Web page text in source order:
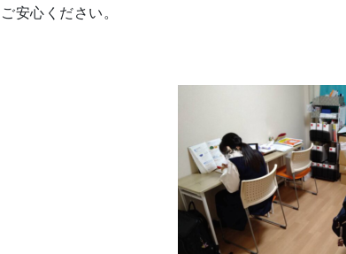
ご安心ください。